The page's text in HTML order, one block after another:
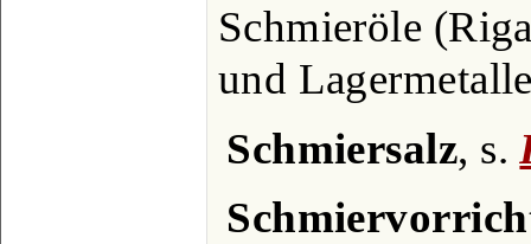
Schmieröle
und
Schmiersalz, s.